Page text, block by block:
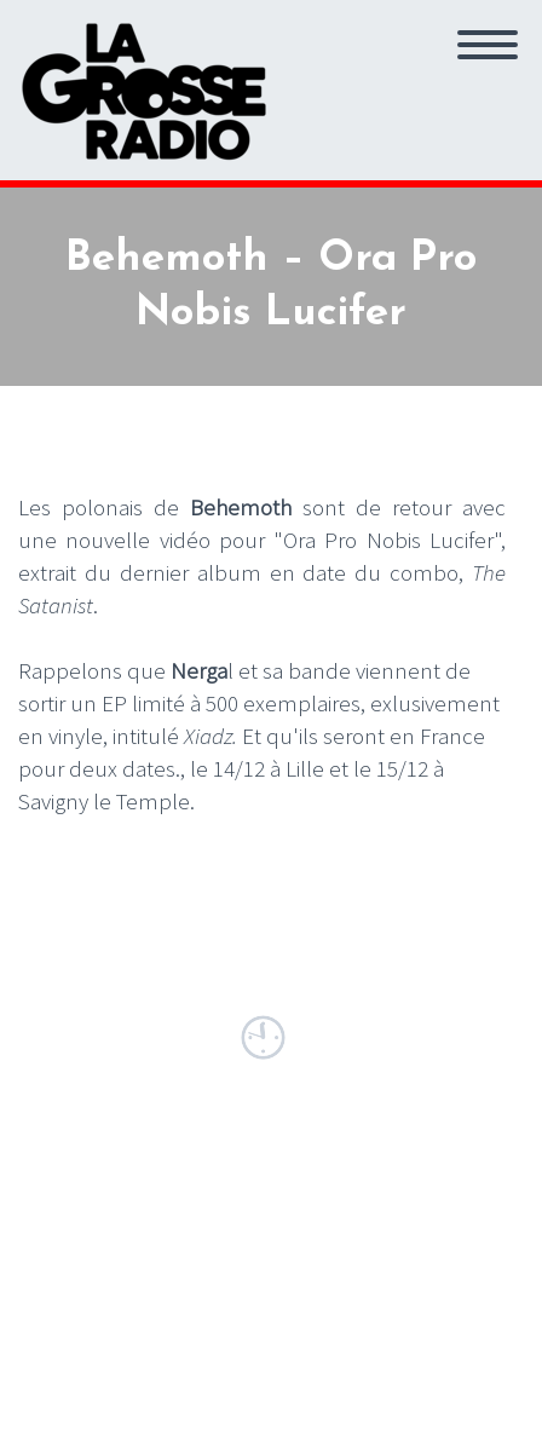
Behemoth – Ora Pro
Nobis Lucifer
Les polonais de Behemoth sont de retour avec
une nouvelle vidéo pour "Ora Pro Nobis Lucifer",
extrait du dernier album en date du combo, The
Satanist.
Rappelons que Nergal et sa bande viennent de
sortir un EP limité à 500 exemplaires, exlusivement
en vinyle, intituléXiadz. Et qu'ils seront en France
pour deux dates., le 14/12 à Lille et le 15/12 à
Savigny le Temple.